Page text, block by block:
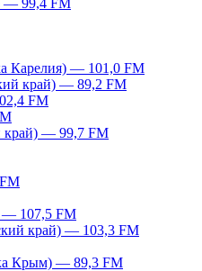
— 99,4 FM
Карелия) — 101,0 FM
край) — 89,2 FM
FM
край) — 99,7 FM
— 107,5 FM
край) — 103,3 FM
Крым) — 89,3 FM